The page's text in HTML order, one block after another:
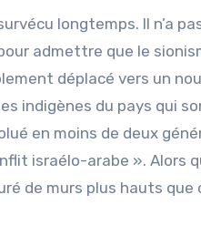
longtemps. Il n’a
admettre que le
déplacé vers un
indigènes du pays qui
en moins de deux
israélo-arabe ». Alors
de murs plus hauts que